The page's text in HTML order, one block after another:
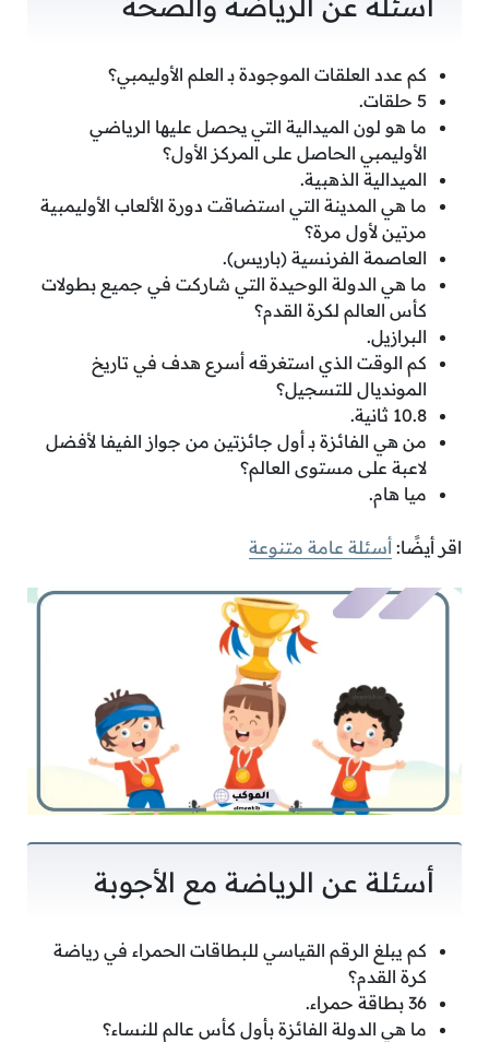
كم عدد العلقات الموجودة بـ العلم الأوليمبي؟
5 حلقات.
ما هو لون الميدالية التي يحصل عليها الرياضي
الأوليمبي الحاصل على المركز الأول؟
الميدالية الذهبية.
ما هي المدينة التي استضاقت دورة الألعاب الأوليمبية
مرتين لأول مرة؟
العاصمة الفرنسية (باريس).
ما هي الدولة الوحيدة التي شاركت في جميع بطولات
كأس العالم لكرة القدم؟
البرازيل.
كم الوقت الذي استغرقه أسرع هدف في تاريخ
المونديال للتسجيل؟
10.8 ثانية.
من هي الفائزة بـ أول جائزتين من جواز الفيفا لأفضل
لاعبة على مستوى العالم؟
ميا هام.
اقر أيضًا: أسئلة عامة متنوعة
أسئلة عن الرياضة مع الأجوبة
كم يبلغ الرقم القياسي للبطاقات الحمراء في رياضة
كرة القدم؟
36 بطاقة حمراء.
ما هي الدولة الفائزة بأول كأس عالم للنساء؟